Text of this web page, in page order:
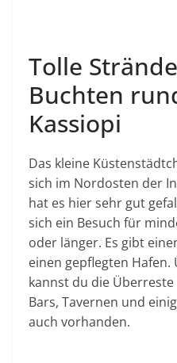
Tolle
Buchten
Kassiopi
Das kleine
sich im Nordosten der
hat es hier sehr gut
sich ein Besuch für
oder länger. Es gibt
einen gepflegten Hafen.
kannst du die
Bars, Tavernen und
auch vorhanden.